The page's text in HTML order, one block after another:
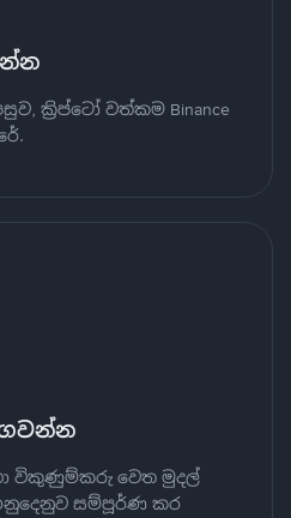
ක්‍රිප්ටෝ වත්කම Binance
විකුණුම්කරු වෙත මුදල්
සම්පූර්ණ කර